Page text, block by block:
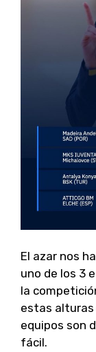
El azar nos
uno de los 3
la
estas alturas
equipos son
fácil.